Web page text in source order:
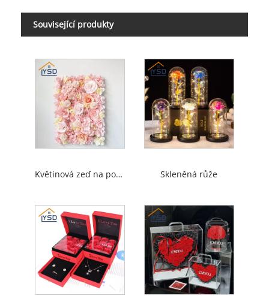
Související produkty
Květinová zeď na pozadí Skleněná růže